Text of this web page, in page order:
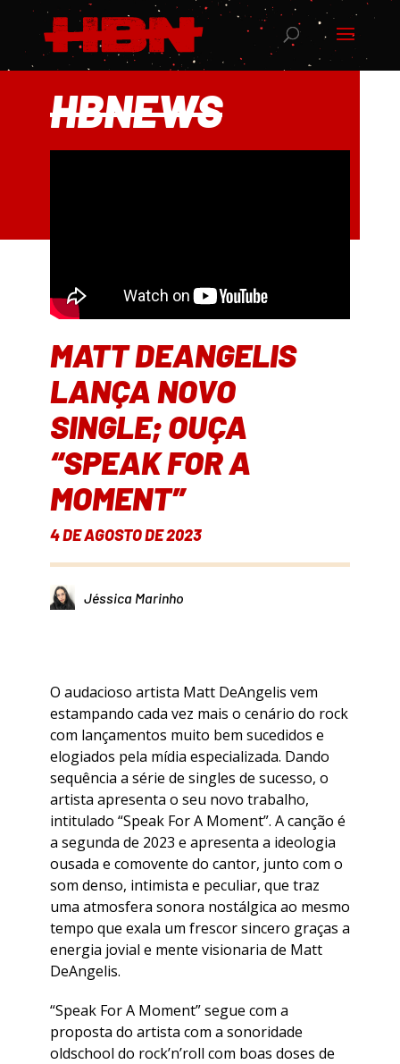
HBNEWS
MATT DEANGELIS
LANÇA NOVO
SINGLE; OUÇA
“SPEAK FOR A
MOMENT”
4 DE AGOSTO DE 2023
Jéssica Marinho
O audacioso artista Matt DeAngelis vem
estampando cada vez mais o cenário do rock
com lançamentos muito bem sucedidos e
elogiados pela mídia especializada. Dando
sequência a série de singles de sucesso, o
artista apresenta o seu novo trabalho,
intitulado “Speak For A Moment”. A canção é
a segunda de 2023 e apresenta a ideologia
ousada e comovente do cantor, junto com o
som denso, intimista e peculiar, que traz
uma atmosfera sonora nostálgica ao mesmo
tempo que exala um frescor sincero graças a
energia jovial e mente visionaria de Matt
DeAngelis.
“Speak For A Moment” segue com a
proposta do artista com a sonoridade
oldschool do rock’n’roll com boas doses de